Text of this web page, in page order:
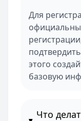
Для
этого
базовую
Что